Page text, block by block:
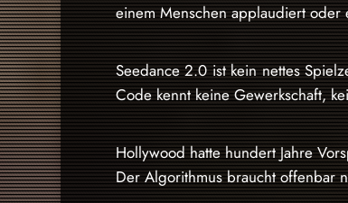
einem Menschen applaudiert oder
Seedance 2.0 ist kein nettes
Code kennt keine Gewerkschaft,
Hollywood hatte hundert Jahre
Der Algorithmus braucht offenbar